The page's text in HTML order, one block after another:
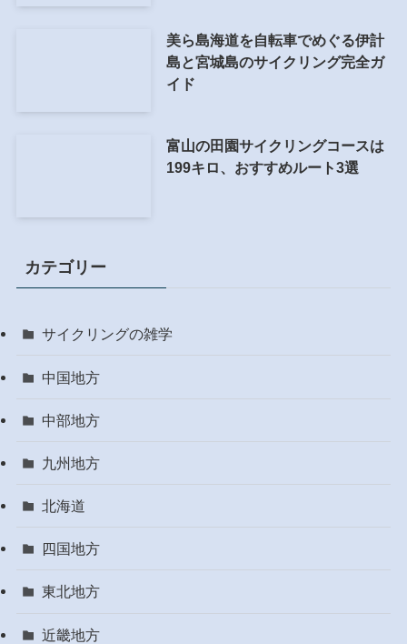
美ら島海道を自転車でめぐる伊計
島と宮城島のサイクリング完全ガ
イド
富山の田園サイクリングコースは
199キロ、おすすめルート3選
カテゴリー
サイクリングの雑学
中国地方
中部地方
九州地方
北海道
四国地方
東北地方
近畿地方